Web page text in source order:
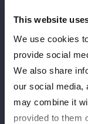
This website
We use cookies
provide social
We also share
our social media,
may combine it
provided to them